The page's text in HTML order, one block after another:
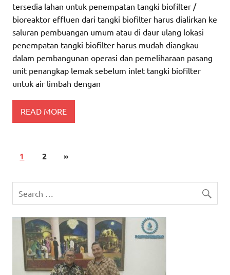
tersedia lahan untuk penempatan tangki biofilter /
bioreaktor effluen dari tangki biofilter harus dialirkan ke
saluran pembuangan umum atau di daur ulang lokasi
penempatan tangki biofilter harus mudah diangkau
dalam pembangunan operasi dan pemeliharaan pasang
unit penangkap lemak sebelum inlet tangki biofilter
untuk air limbah dengan
READ MORE
1 2 »